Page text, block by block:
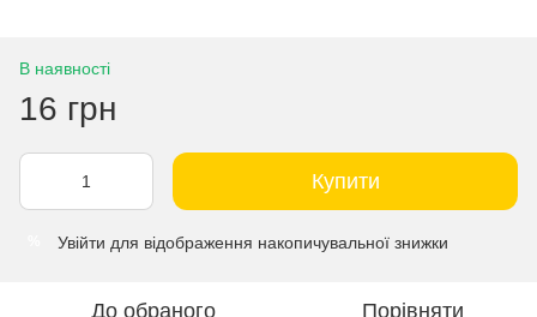
В наявності
16 грн
Купити
Увійти для відображення накопичувальної знижки
До обраного Порівняти